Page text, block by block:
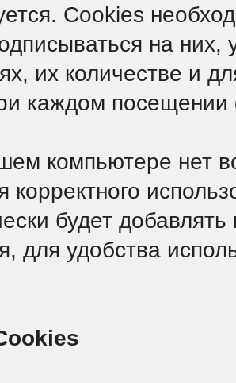
Cookies
на них,
их количестве и
каждом
компьютере нет
корректного
будет
для удобства